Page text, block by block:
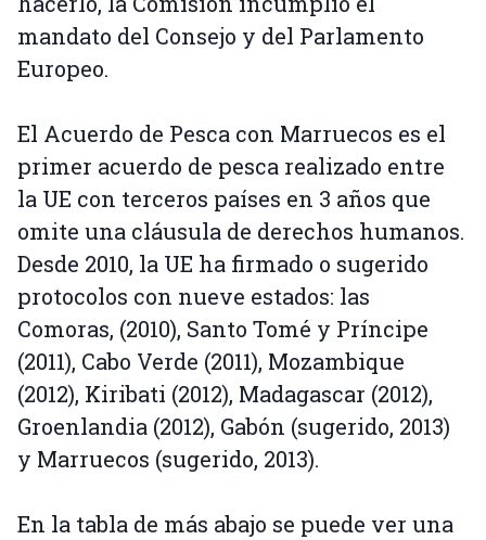
mandato del Consejo y del Parlamento
Europeo.
El Acuerdo de Pesca con Marruecos es el
primer acuerdo de pesca realizado entre
la UE con terceros países en 3 años que
omite una cláusula de derechos humanos.
Desde 2010, la UE ha firmado o sugerido
protocolos con nueve estados: las
Comoras, (2010), Santo Tomé y Príncipe
(2011), Cabo Verde (2011), Mozambique
(2012), Kiribati (2012), Madagascar (2012),
Groenlandia (2012), Gabón (sugerido, 2013)
y Marruecos (sugerido, 2013).
En la tabla de más abajo se puede ver una